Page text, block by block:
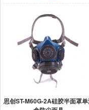
思创ST-M60G-2A硅胶半面罩